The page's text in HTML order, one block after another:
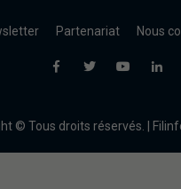
Partenariat Nous
© Tous droits réservés. |